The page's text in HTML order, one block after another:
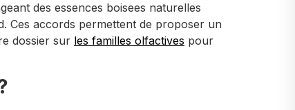
des essences boisees naturelles
Ces accords permettent de proposer un
dossier sur les familles olfactives pour